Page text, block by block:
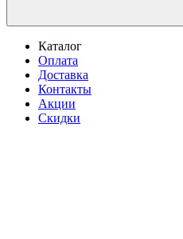
Каталог
Оплата
Доставка
Контакты
Акции
Скидки